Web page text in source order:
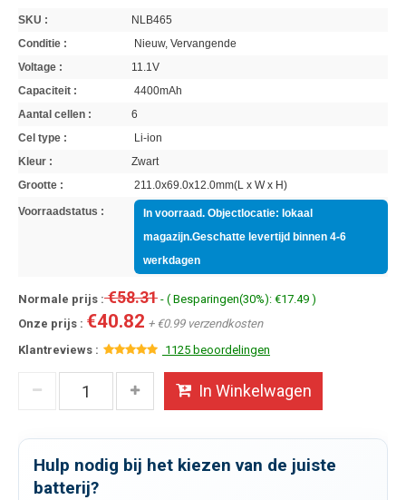
SKU :
NLB465
Conditie :
Nieuw, Vervangende
Voltage :
11.1V
Capaciteit :
4400mAh
Aantal cellen :
6
Cel type :
Li-ion
Kleur :
Zwart
Grootte :
211.0x69.0x12.0mm(L x W x H)
Voorraadstatus :
In voorraad. Objectlocatie: lokaal
magazijn.Geschatte levertijd binnen 4-6
werkdagen
Normale prijs :€58.31 - ( Besparingen(30%): €17.49 )
Onze prijs : €40.82 + €0.99 verzendkosten
Klantreviews :
1125 beoordelingen
In Winkelwagen
Hulp nodig bij het kiezen van de juiste
batterij?